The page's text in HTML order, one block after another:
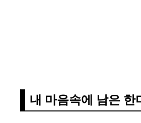
내 마음속에 남은 한